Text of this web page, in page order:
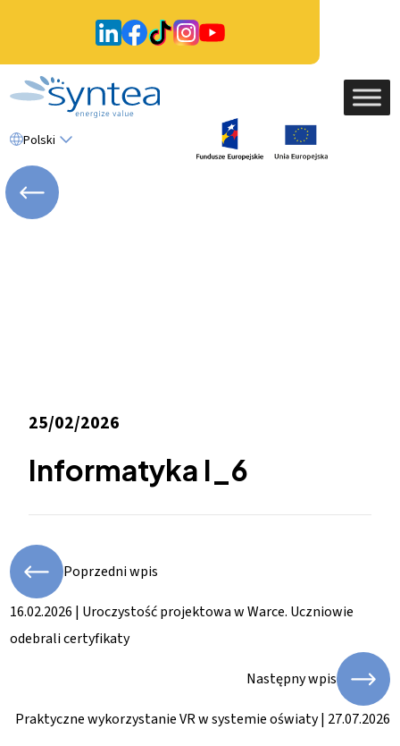
Polski
25/02/2026
Informatyka I_6
Poprzedni wpis
16.02.2026 | Uroczystość projektowa w Warce. Uczniowie
odebrali certyfikaty
Następny wpis
Praktyczne wykorzystanie VR w systemie oświaty | 27.07.2026